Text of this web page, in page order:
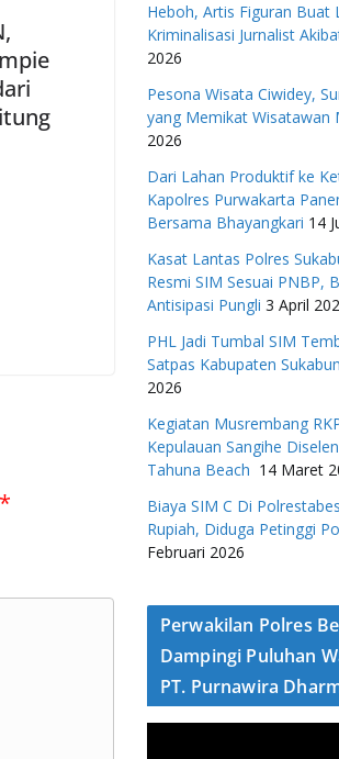
*
Heboh, Artis Figuran Buat
Kriminalisasi Jurnalist
2026
Pesona Wisata Ciwidey,
yang Memikat Wisatawan
2026
Dari Lahan Produktif ke
Kapolres Purwakarta
Bersama Bhayangkari 14
Kasat Lantas Polres
Resmi SIM Sesuai PNBP,
Antisipasi Pungli 3 April
PHL Jadi Tumbal SIM
Satpas Kabupaten
2026
Kegiatan Musrembang
Kepulauan Sangihe
Tahuna Beach 14 Maret
Biaya SIM C Di
Rupiah, Diduga Petinggi
Februari 2026
Perwakilan Polres
Dampingi Puluhan
PT. Purnawira